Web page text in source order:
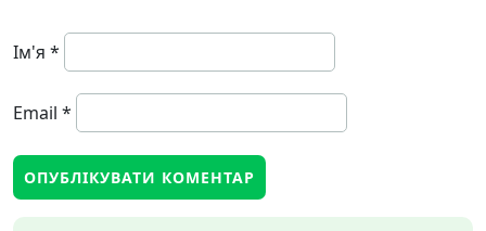
Ім'я *
Email *